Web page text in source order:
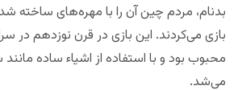
بدنام، مردم چین آن را با مهره‌های ساخته
بازی می‌کردند. این بازی در قرن نوزدهم در
محبوب بود و با استفاده از اشیاء ساده مانند
می‌شد.